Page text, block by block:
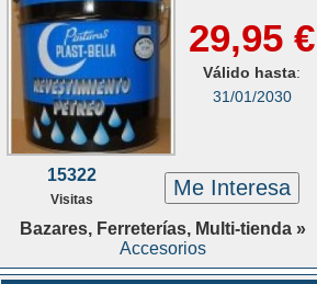
29,95 €
Válido hasta:
31/01/2030
15322
Visitas Me Interesa
Bazares, Ferreterías, Multi-tienda »
Accesorios